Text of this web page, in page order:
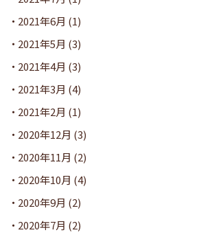
2021年6月 (1)
2021年5月 (3)
2021年4月 (3)
2021年3月 (4)
2021年2月 (1)
2020年12月 (3)
2020年11月 (2)
2020年10月 (4)
2020年9月 (2)
2020年7月 (2)